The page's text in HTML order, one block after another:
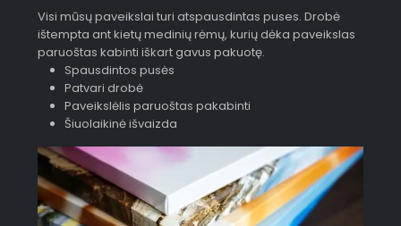
Visi mūsų paveikslai turi atspausdintas puses. Drobė
ištempta ant kietų medinių rėmų, kurių dėka paveikslas
paruoštas kabinti iškart gavus pakuotę.
Spausdintos pusės
Patvari drobė
Paveikslėlis paruoštas pakabinti
Šiuolaikinė išvaizda